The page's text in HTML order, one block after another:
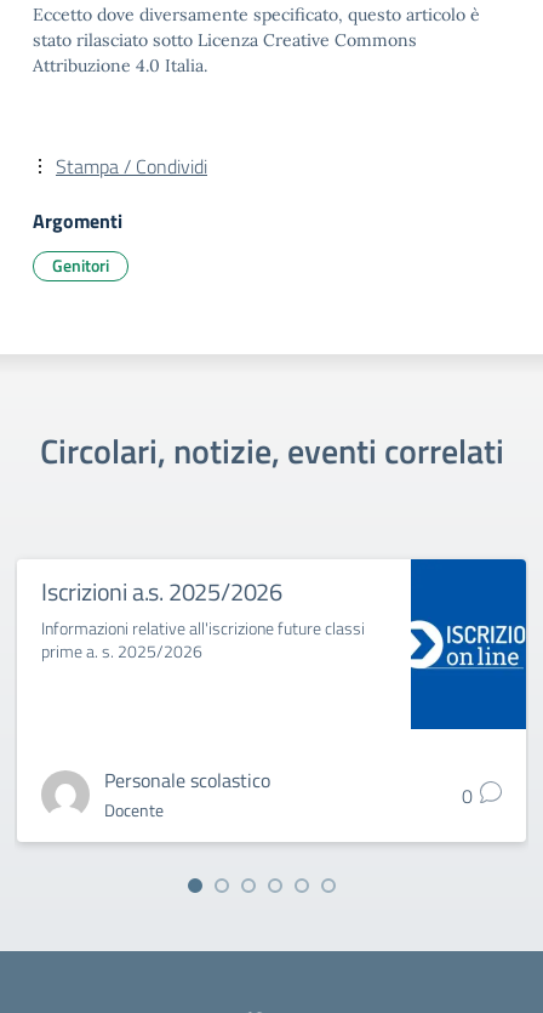
Eccetto dove diversamente specificato, questo articolo è
stato rilasciato sotto Licenza Creative Commons
Attribuzione 4.0 Italia.
Stampa / Condividi
Argomenti
Genitori
Circolari, notizie, eventi correlati
Iscrizioni a.s. 2025/2026
Informazioni relative all'iscrizione future classi
prime a. s. 2025/2026
Personale scolastico
Docente 0